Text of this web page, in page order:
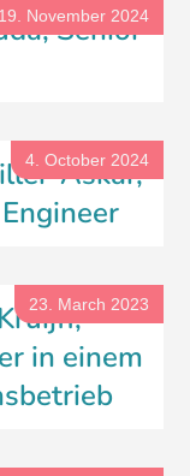
19. November 2024
Senior
4. October 2024
Askar,
23. March 2023
in einem